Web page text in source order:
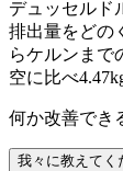
デュッセルド
排出量をどの
らケルンまで
空に比べ
何か改善でき
我々に教えてく